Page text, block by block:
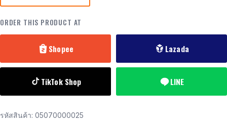
ORDER THIS PRODUCT AT
Shopee Lazada
TikTok Shop LINE
รหัสสินค้า: 05070000025